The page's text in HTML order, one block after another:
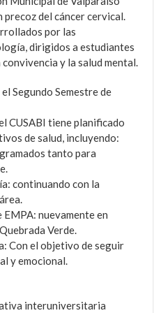
del cáncer cervical.
por las
dirigidos a estudiantes
y la salud mental.
Segundo Semestre de
CUSABI tiene planificado
de salud, incluyendo:
tanto para
continuando con la
nuevamente en
Verde.
Con el objetivo de seguir
y emocional.
interuniversitaria